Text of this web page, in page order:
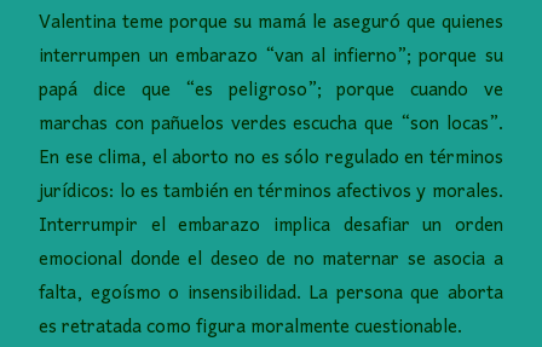
Valentina teme porque su mamá le aseguró que quienes
interrumpen un embarazo “van al infierno”; porque su
papá dice que “es peligroso”; porque cuando ve
marchas con pañuelos verdes escucha que “son locas”.
En ese clima, el aborto no es sólo regulado en términos
jurídicos: lo es también en términos afectivos y morales.
Interrumpir el embarazo implica desafiar un orden
emocional donde el deseo de no maternar se asocia a
falta, egoísmo o insensibilidad. La persona que aborta
es retratada como figura moralmente cuestionable.